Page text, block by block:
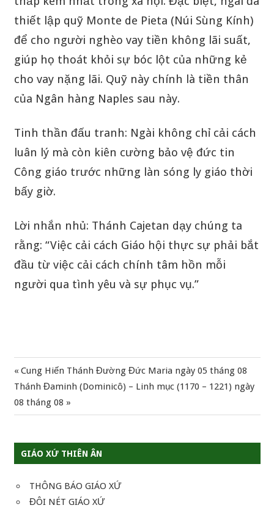
GIÁO XỨ THIÊN ÂN
THÔNG BÁO GIÁO XỨ
ĐÔI NÉT GIÁO XỨ
thiết lập quỹ Monte de Pieta (Núi Sùng Kính)
để cho người nghèo vay tiền không lãi suất,
giúp họ thoát khỏi sự bóc lột của những kẻ
cho vay nặng lãi. Quỹ này chính là tiền thân
của Ngân hàng Naples sau này.
Tinh thần đấu tranh: Ngài không chỉ cải cách
luân lý mà còn kiên cường bảo vệ đức tin
Công giáo trước những làn sóng ly giáo thời
bấy giờ.
Lời nhắn nhủ: Thánh Cajetan dạy chúng ta
rằng: “Việc cải cách Giáo hội thực sự phải bắt
đầu từ việc cải cách chính tâm hồn mỗi
người qua tình yêu và sự phục vụ.”
Điều
hướng
viết
Previous
Post:
Cung Hiến Thánh Đường Đức Maria ngày 05 tháng 08
Next
Post:
Thánh Đaminh (Dominicô) – Linh mục (1170 – 1221) ngày
08 tháng 08